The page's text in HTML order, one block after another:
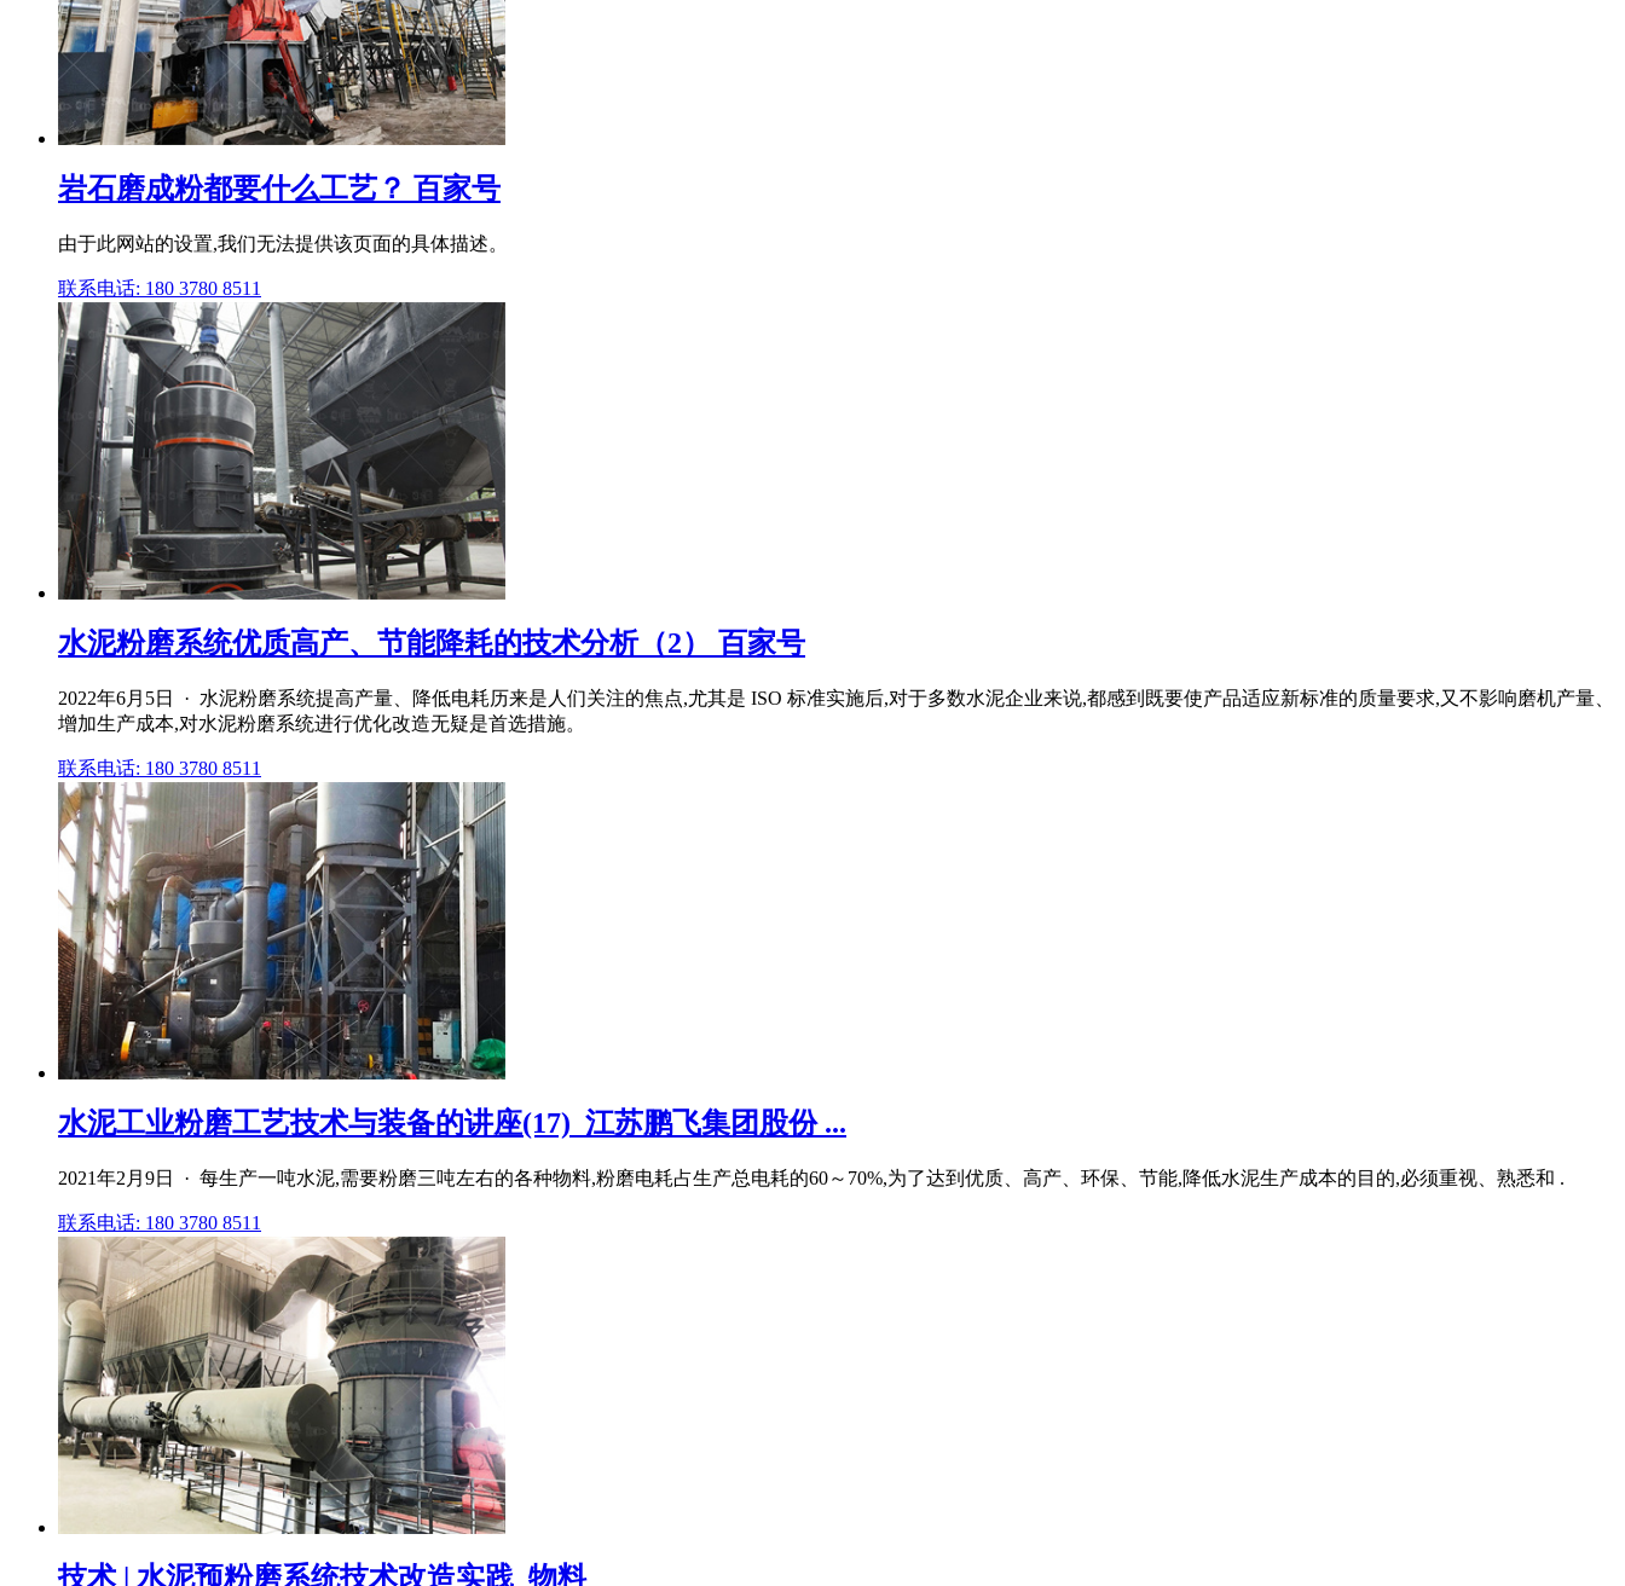
岩石磨成粉都要什么工艺？ 百家号
由于此网站的设置,我们无法提供该页面的具体描述。
联系电话: 180 3780 8511
水泥粉磨系统优质高产、节能降耗的技术分析（2） 百家号
2022年6月5日 · 水泥粉磨系统提高产量、降低电耗历来是人们关注的焦点,尤其是 ISO 标准实施后,对于多数水泥企业来说,都感到既要使产品适应新标准的质量要求,又不影响磨机产量、
增加生产成本,对水泥粉磨系统进行优化改造无疑是首选措施。
联系电话: 180 3780 8511
水泥工业粉磨工艺技术与装备的讲座(17)_江苏鹏飞集团股份 ...
2021年2月9日 · 每生产一吨水泥,需要粉磨三吨左右的各种物料,粉磨电耗占生产总电耗的60～70%,为了达到优质、高产、环保、节能,降低水泥生产成本的目的,必须重视、熟悉和 .
联系电话: 180 3780 8511
技术 | 水泥预粉磨系统技术改造实践_物料